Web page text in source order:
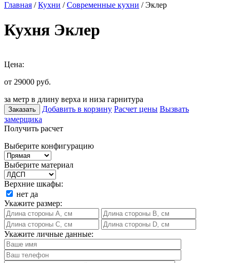
Главная /Кухни /Современные кухни / Эклер
Кухня Эклер
Цена:
от 29000 руб.
за метр в длину верха и низа гарнитура
Заказать Добавить в корзину Расчет цены Вызвать
замерщика
Получить расчет
Выберите конфигурацию
Выберите материал
Верхние шкафы:
нет да
Укажите размер:
Укажите личные данные: